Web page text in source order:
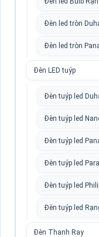
Đèn led tròn
Đèn led tròn
Đèn LED tuýp
Đèn tuýp led
Đèn tuýp led
Đèn tuýp led
Đèn tuýp led
Đèn tuýp led
Đèn tuýp led
Đèn Thanh Ray